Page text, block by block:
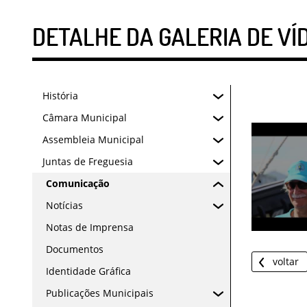
DETALHE DA GALERIA DE
História
Câmara Municipal
Assembleia Municipal
Juntas de Freguesia
Comunicação
Notícias
Notas de Imprensa
Documentos
Identidade Gráfica
Publicações Municipais
voltar